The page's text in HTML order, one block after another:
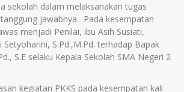
sekolah dalam melaksanakan tugas
jawabnya. Pada kesempatan
menjadi Penilai, ibu Asih Susiati,
Setyoharini, S.Pd.,M.Pd. terhadap Bapak
S.E selaku Kepala Sekolah SMA Negeri 2
kegiatan PKKS pada kesempatan kali